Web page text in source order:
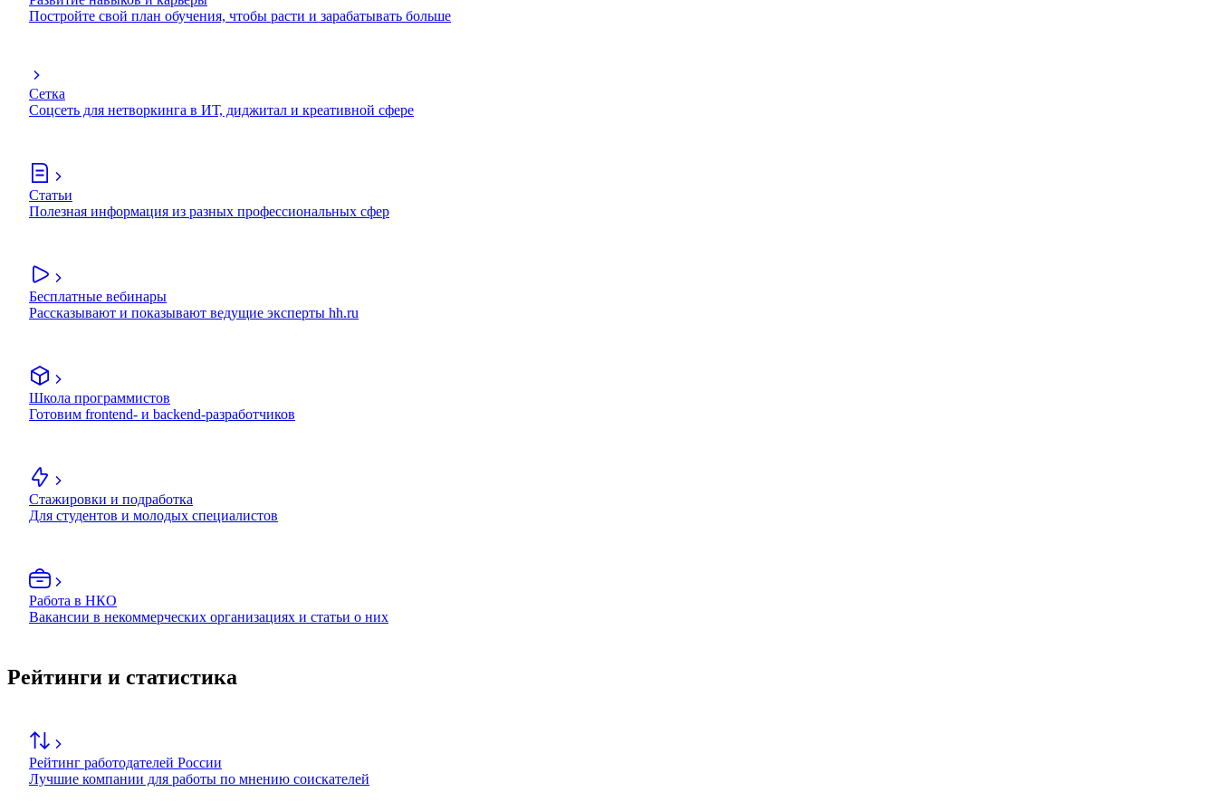
Постройте свой план обучения, чтобы расти и зарабатывать больше
Сетка
Соцсеть для нетворкинга в ИТ, диджитал и креативной сфере
Статьи
Полезная информация из разных профессиональных сфер
Бесплатные вебинары
Рассказывают и показывают ведущие эксперты hh.ru
Школа программистов
Готовим frontend- и backend-разработчиков
Стажировки и подработка
Для студентов и молодых специалистов
Работа в НКО
Вакансии в некоммерческих организациях и статьи о них
Рейтинги и статистика
Рейтинг работодателей России
Лучшие компании для работы по мнению соискателей